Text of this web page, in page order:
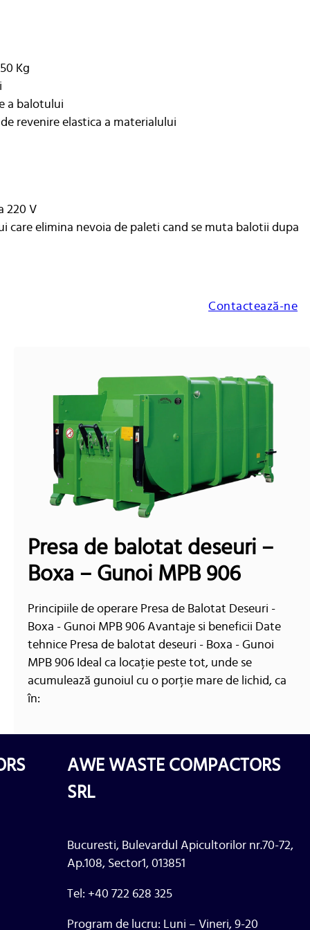
Kg
a balotului
revenire elastica a materialului
220 V
care elimina nevoia de paleti cand se muta balotii dupa
Contactează-ne
Presa de balotat deseuri –
Boxa – Gunoi MPB 906
Principiile de operare Presa de Balotat Deseuri -
Boxa - Gunoi MPB 906 Avantaje si beneficii Date
tehnice Presa de balotat deseuri - Boxa - Gunoi
MPB 906 Ideal ca locație peste tot, unde se
acumulează gunoiul cu o porție mare de lichid, ca
în:
AWE WASTE COMPACTORS
SRL
Bucuresti, Bulevardul Apicultorilor nr.70-72,
Ap.108, Sector1, 013851
Tel: +40 722 628 325
Program de lucru: Luni – Vineri, 9-20